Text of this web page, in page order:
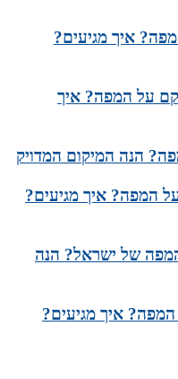
איך מגיעים?
על המפה? איך
הנה המיקום המדויק
המפה? איך מגיעים?
של ישראל? הנה
איך מגיעים?